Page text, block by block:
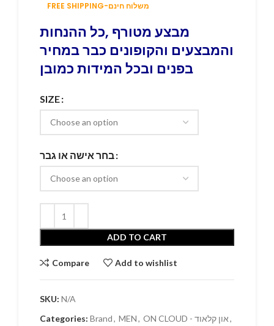
FREE SHIPPING-משלוח חינם
מבצע מטורף ,כל ההנחות
והמבצעים והקופונים כבר במחיר
בפנים ובכל המידות כמובן
SIZE
בחר אישה או גבר
ADD TO CART
Compare Add to wishlist
SKU: N/A
Categories: Brand, MEN, ON CLOUD - און קלאוד,